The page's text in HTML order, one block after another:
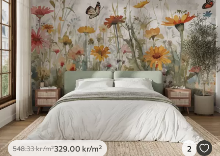
Premium
.00399.00kr /m²
Premium vinyl
650.00390 .00 kr/m²
Peel and Stick
925.00555 .00 kr/m²
548.33kr/m²329 .00 kr/m² 2